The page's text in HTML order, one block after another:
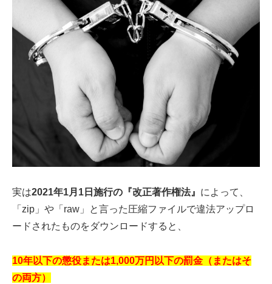
実は2021年1月1日施行の『改正著作権法』 によって、
「zip」や「raw」と言った圧縮ファイルで違法アップロ
ードされたものをダウンロードすると、
10年以下の懲役または1,000万円以下の罰金（またはそ
の両方）